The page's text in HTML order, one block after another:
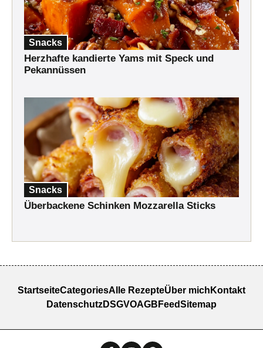
Snacks
Herzhafte kandierte Yams mit Speck und
Pekannüssen
Snacks
Überbackene Schinken Mozzarella Sticks
StartseiteCategoriesAlle RezepteÜber mich Kontakt
DatenschutzDSGVOAGB FeedSitemap